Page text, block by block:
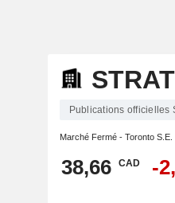
Publications officielles
Marché Fermé - Toronto S.E.
38,66 CAD -